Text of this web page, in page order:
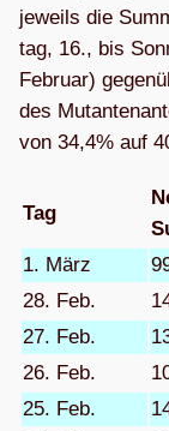
jeweils die
tag, 16., bis
Februar)
des
von 34,4% auf
Tag
1. März
28. Feb.
27. Feb.
26. Feb.
25. Feb.